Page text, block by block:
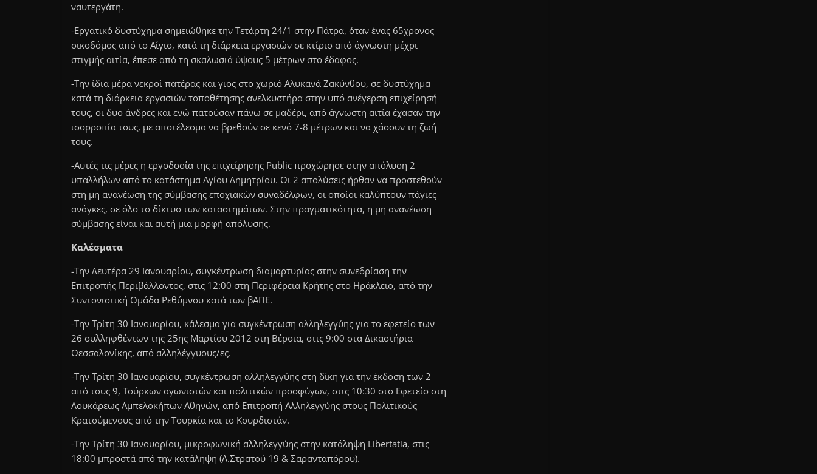
ναυτεργάτη.
-Εργατικό δυστύχημα σημειώθηκε την Τετάρτη 24/1 στην Πάτρα, όταν ένας 65χρονος
οικοδόμος από το Αίγιο, κατά τη διάρκεια εργασιών σε κτίριο από άγνωστη μέχρι
στιγμής αιτία, έπεσε από τη σκαλωσιά ύψους 5 μέτρων στο έδαφος.
-Την ίδια μέρα νεκροί πατέρας και γιος στο χωριό Αλυκανά Ζακύνθου, σε δυστύχημα
κατά τη διάρκεια εργασιών τοποθέτησης ανελκυστήρα στην υπό ανέγερση επιχείρησή
τους, οι δυο άνδρες και ενώ πατούσαν πάνω σε μαδέρι, από άγνωστη αιτία έχασαν την
ισορροπία τους, με αποτέλεσμα να βρεθούν σε κενό 7-8 μέτρων και να χάσουν τη ζωή
τους.
-Αυτές τις μέρες η εργοδοσία της επιχείρησης Public προχώρησε στην απόλυση 2
υπαλλήλων από το κατάστημα Αγίου Δημητρίου. Οι 2 απολύσεις ήρθαν να προστεθούν
στη μη ανανέωση της σύμβασης εποχιακών συναδέλφων, οι οποίοι καλύπτουν πάγιες
ανάγκες, σε όλο το δίκτυο των καταστημάτων. Στην πραγματικότητα, η μη ανανέωση
σύμβασης είναι και αυτή μια μορφή απόλυσης.
Καλέσματα
-Την Δευτέρα 29 Ιανουαρίου, συγκέντρωση διαμαρτυρίας στην συνεδρίαση την
Επιτροπής Περιβάλλοντος, στις 12:00 στη Περιφέρεια Κρήτης στο Ηράκλειο, από την
Συντονιστική Ομάδα Ρεθύμνου κατά των βΑΠΕ.
-Την Τρίτη 30 Ιανουαρίου, κάλεσμα για συγκέντρωση αλληλεγγύης για το εφετείο των
26 συλληφθέντων της 25ης Μαρτίου 2012 στη Βέροια, στις 9:00 στα Δικαστήρια
Θεσσαλονίκης, από αλληλέγγυους/ες.
-Την Τρίτη 30 Ιανουαρίου, συγκέντρωση αλληλεγγύης στη δίκη για την έκδοση των 2
από τους 9, Τούρκων αγωνιστών και πολιτικών προσφύγων, στις 10:30 στο Εφετείο στη
Λουκάρεως Αμπελοκήπων Αθηνών, από Επιτροπή Αλληλεγγύης στους Πολιτικούς
Κρατούμενους από την Τουρκία και το Κουρδιστάν.
-Την Τρίτη 30 Ιανουαρίου, μικροφωνική αλληλεγγύης στην κατάληψη Libertatia, στις
18:00 μπροστά από την κατάληψη (Λ.Στρατού 19 & Σαρανταπόρου).